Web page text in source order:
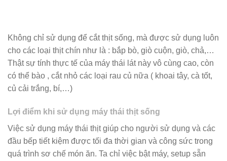
Không chỉ sử dụng để cắt thịt sống, mà được sử dụng luôn
cho các loại thịt chín như là : bắp bò, giò cuộn, giò, chả,…
Thật sự tính thực tế của máy thái lát này vô cùng cao, còn
có thể bào , cắt nhỏ các loại rau củ nữa ( khoai tây, cà tốt,
củ cải trắng, bí,…)
Lợi điểm khi sử dụng máy thái thịt sống
Việc sử dụng máy thái thịt giúp cho người sử dụng và các
đầu bếp tiết kiệm được tối đa thời gian và công sức trong
quá trình sơ chế món ăn. Ta chỉ việc bật máy, setup sẵn